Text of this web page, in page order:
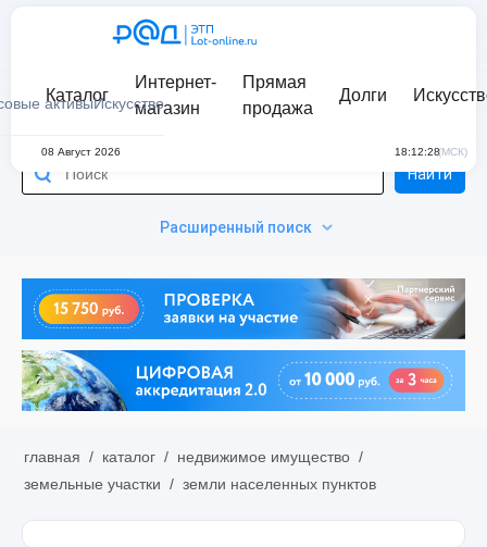
активыИскусство
Каталог
Интернет-
магазин
Прямая
продажа
Долги
08 Август 2026 18:12:28(МСК)
Расширенный поиск
Найти
главная / каталог / недвижимое имущество /
земельные участки / земли населенных пунктов